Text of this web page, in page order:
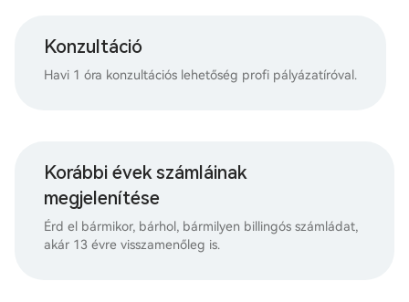
Konzultáció
Havi 1 óra konzultációs lehetőség profi pályázatíróval.
Korábbi évek számláinak
megjelenítése
Érd el bármikor, bárhol, bármilyen billingós számládat,
akár 13 évre visszamenőleg is.